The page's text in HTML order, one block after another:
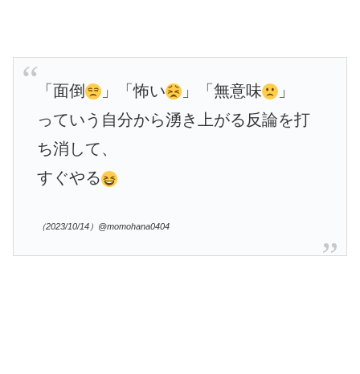
「面倒 」「怖い 」「無意味
」
っていう自分から湧き上がる反論を打
ち消して、
すぐやる
（2023/10/14）@momohana0404